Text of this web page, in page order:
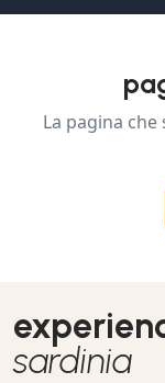
La pagina
sardinia